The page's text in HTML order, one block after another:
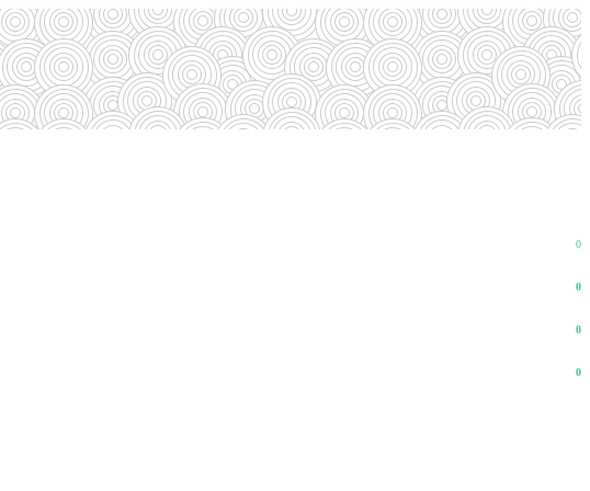
0
0
0
0